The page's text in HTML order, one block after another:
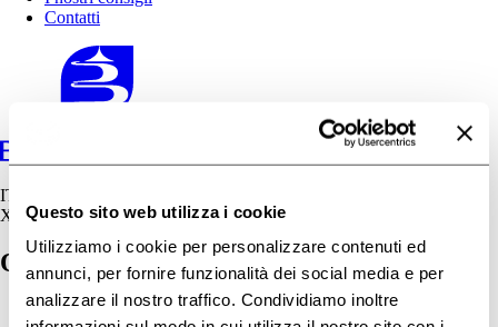
Questo sito web utilizza i cookie
Utilizziamo i cookie per personalizzare contenuti ed
annunci, per fornire funzionalità dei social media e per
analizzare il nostro traffico. Condividiamo inoltre
Contatti
IT
X
Osmin Top Gel Detergente – Biogena